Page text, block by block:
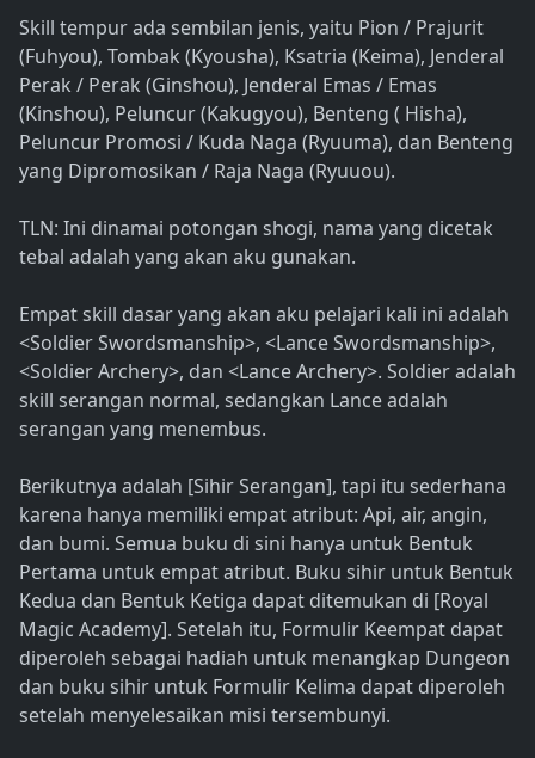
Skill tempur ada sembilan jenis, yaitu Pion / Prajurit
(Fuhyou), Tombak (Kyousha), Ksatria (Keima), Jenderal
Perak / Perak (Ginshou), Jenderal Emas / Emas
(Kinshou), Peluncur (Kakugyou), Benteng ( Hisha),
Peluncur Promosi / Kuda Naga (Ryuuma), dan Benteng
yang Dipromosikan / Raja Naga (Ryuuou).
TLN: Ini dinamai potongan shogi, nama yang dicetak
tebal adalah yang akan aku gunakan.
Empat skill dasar yang akan aku pelajari kali ini adalah
<Soldier Swordsmanship>, <Lance Swordsmanship>,
<Soldier Archery>, dan <Lance Archery>. Soldier adalah
skill serangan normal, sedangkan Lance adalah
serangan yang menembus.
Berikutnya adalah [Sihir Serangan], tapi itu sederhana
karena hanya memiliki empat atribut: Api, air, angin,
dan bumi. Semua buku di sini hanya untuk Bentuk
Pertama untuk empat atribut. Buku sihir untuk Bentuk
Kedua dan Bentuk Ketiga dapat ditemukan di [Royal
Magic Academy]. Setelah itu, Formulir Keempat dapat
diperoleh sebagai hadiah untuk menangkap Dungeon
dan buku sihir untuk Formulir Kelima dapat diperoleh
setelah menyelesaikan misi tersembunyi.